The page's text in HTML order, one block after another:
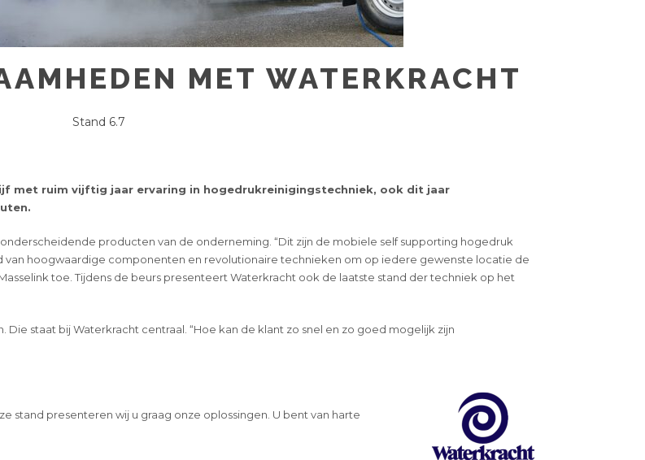
MET WATERKRACHT
Stand 6.7
met ruim vijftig jaar ervaring in hogedrukreinigingstechniek, ook dit jaar
producten van de onderneming. “Dit zijn de mobiele self supporting hogedruk
hoogwaardige componenten en revolutionaire technieken om op iedere gewenste locatie de
toe. Tijdens de beurs presenteert Waterkracht ook de laatste stand der techniek op het
staat bij Waterkracht centraal. “Hoe kan de klant zo snel en zo goed mogelijk zijn
stand presenteren wij u graag onze oplossingen. U bent van harte